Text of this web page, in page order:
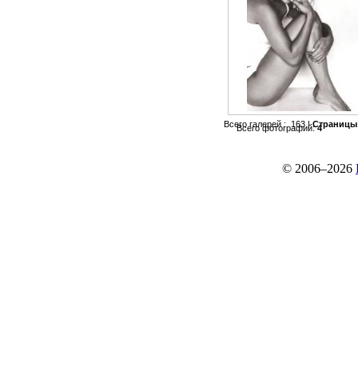
Всего фотографий:4
Всего галерей : 163 |Страницы
© 2006–2026